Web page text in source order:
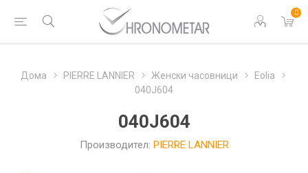
0
Дома PIERRE LANNIER Женски часовници
Eolia
040J604
040J604
Производител: PIERRE LANNIER